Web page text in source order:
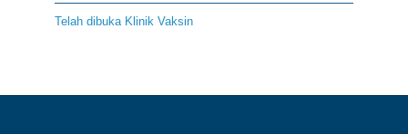
Telah dibuka Klinik Vaksin